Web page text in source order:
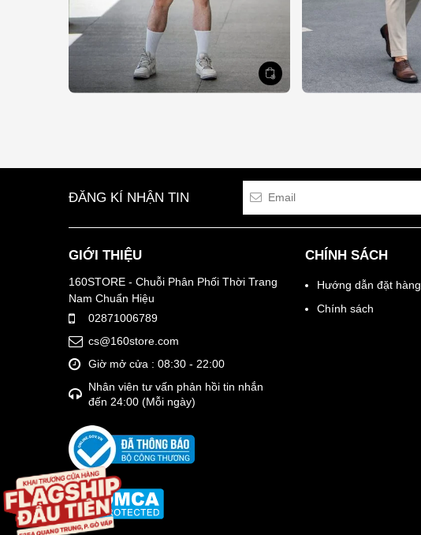
ĐĂNG KÍ NHẬN TIN
GIỚI THIỆU
160STORE - Chuỗi Phân Phối Thời Trang
Nam Chuẩn Hiệu
02871006789
cs@160store.com
Giờ mở cửa : 08:30 - 22:00
Nhân viên tư vấn phản hồi tin nhắn
đến 24:00 (Mỗi ngày)
CHÍNH SÁCH
Hướng dẫn đặt hàng
Chính sách